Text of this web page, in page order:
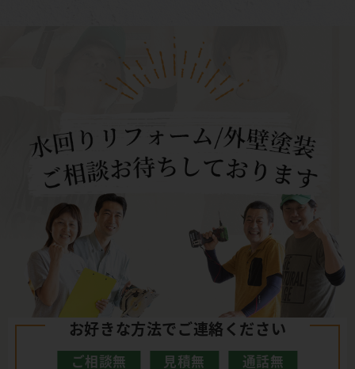
お好きな方法でご連絡ください
ご相談無 見積無 通話無